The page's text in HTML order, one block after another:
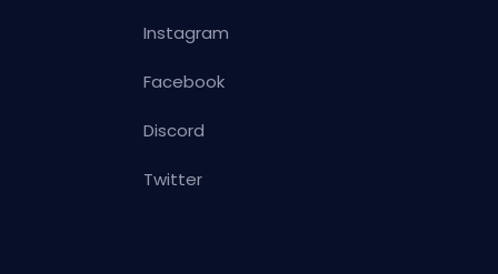
Instagram
Facebook
Discord
Twitter